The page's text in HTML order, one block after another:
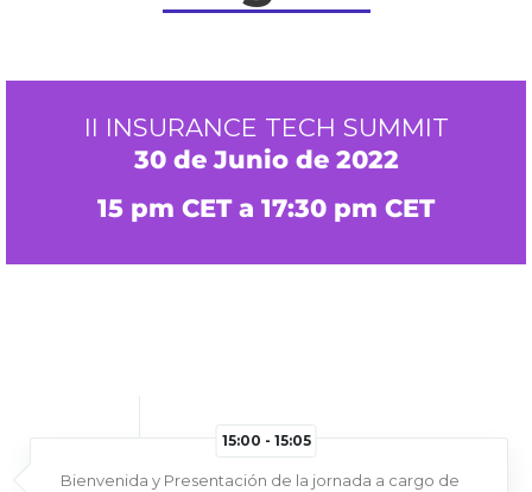
II INSURANCE TECH SUMMIT
30 de Junio de 2022
15 pm CET a 17:30 pm CET
15:00 - 15:05
Bienvenida y Presentación de la jornada a cargo de